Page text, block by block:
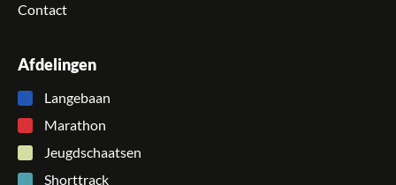
Contact
Afdelingen
Langebaan
Marathon
Jeugdschaatsen
Shorttrack